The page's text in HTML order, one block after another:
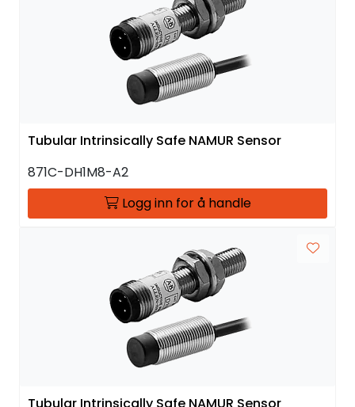
Tubular Intrinsically Safe NAMUR Sensor
871C-DH1M8-A2
Logg inn for å handle
Tubular Intrinsically Safe NAMUR Sensor